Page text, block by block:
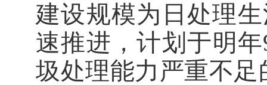
建设规模为日处理
速推进，计划于明年
圾处理能力严重不